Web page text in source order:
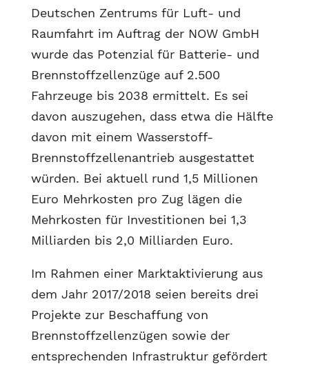
Deutschen Zentrums für Luft- und
Raumfahrt im Auftrag der NOW GmbH
wurde das Potenzial für Batterie- und
Brennstoffzellenzüge auf 2.500
Fahrzeuge bis 2038 ermittelt. Es sei
davon auszugehen, dass etwa die Hälfte
davon mit einem Wasserstoff-
Brennstoffzellenantrieb ausgestattet
würden. Bei aktuell rund 1,5 Millionen
Euro Mehrkosten pro Zug lägen die
Mehrkosten für Investitionen bei 1,3
Milliarden bis 2,0 Milliarden Euro.
Im Rahmen einer Marktaktivierung aus
dem Jahr 2017/2018 seien bereits drei
Projekte zur Beschaffung von
Brennstoffzellenzügen sowie der
entsprechenden Infrastruktur gefördert